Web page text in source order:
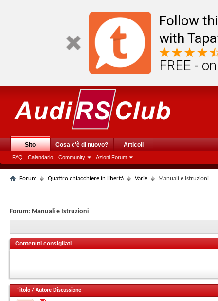
Follow
with
FREE -
Sito
FAQ Calendario Community Azioni Forum
Cosa c'è di nuovo? Articoli
Forum Quattro chiacchiere in libertà Varie Manuali e Istruzioni
Forum: Manuali e Istruzioni
Contenuti consigliati
Titolo / Autore Discussione